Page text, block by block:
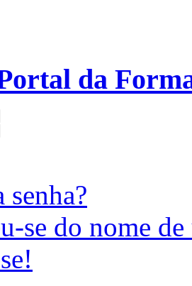
da
senha?
se do nome